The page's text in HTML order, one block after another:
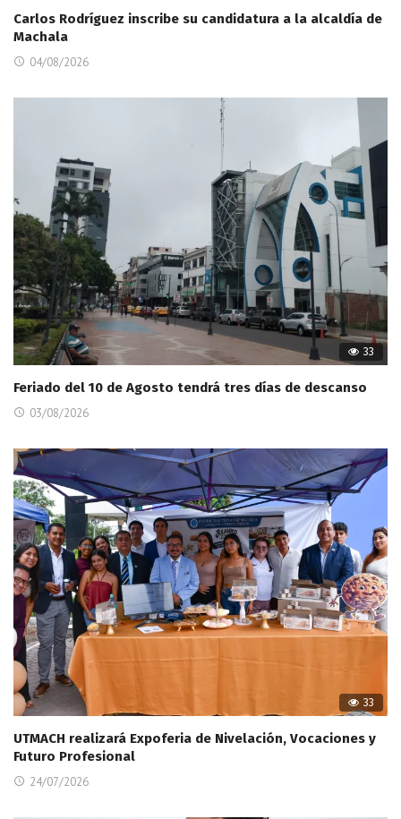
Carlos Rodríguez inscribe su candidatura a la alcaldía de
Machala
04/08/2026
33
Feriado del 10 de Agosto tendrá tres días de descanso
03/08/2026
33
UTMACH realizará Expoferia de Nivelación, Vocaciones y
Futuro Profesional
24/07/2026